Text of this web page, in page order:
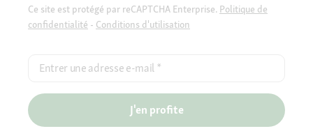
Ce site est protégé par reCAPTCHA Enterprise. Politique de
confidentialité - Conditions d'utilisation
Entrer une adresse e-mail *
J'en profite